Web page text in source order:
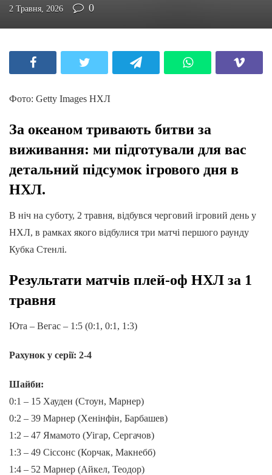
2 Травня, 2026 0
Фото: Getty Images НХЛ
За океаном тривають битви за
виживання: ми підготували для вас
детальний підсумок ігрового дня в
НХЛ.
В ніч на суботу, 2 травня, відбувся черговий ігровий день у
НХЛ, в рамках якого відбулися три матчі першого раунду
Кубка Стенлі.
Результати матчів плей-оф НХЛ за 1
травня
Юта – Вегас – 1:5 (0:1, 0:1, 1:3)
Рахунок у серії: 2-4
Шайби:
0:1 – 15 Хауден (Стоун, Марнер)
0:2 – 39 Марнер (Хенінфін, Барбашев)
1:2 – 47 Ямамото (Уігар, Сергачов)
1:3 – 49 Сіссонс (Корчак, Макнебб)
1:4 – 52 Марнер (Айкел, Теодор)